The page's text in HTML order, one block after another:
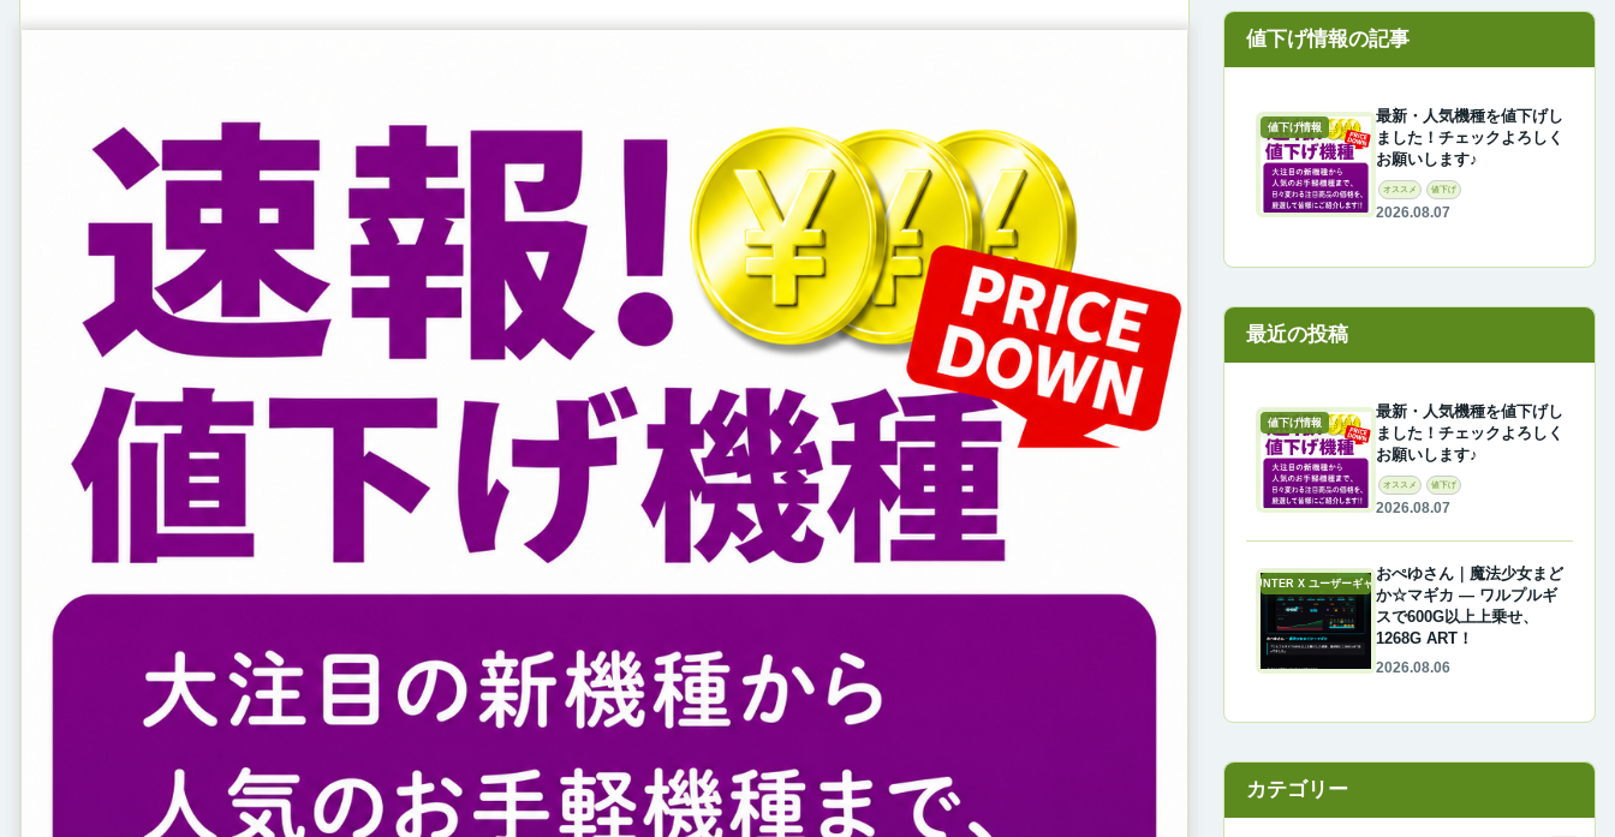
値下げ情報
最新・人気機種を値下げし
ました！チェックよろしく
お願いします♪
オススメ 値下げ
2026.08.07
最近の投稿
値下げ情報
最新・人気機種を値下げし
ました！チェックよろしく
お願いします♪
オススメ 値下げ
2026.08.07
A-COUNTER X ユーザーギャラリー
おぺゆさん｜魔法少女まど
か☆マギカ ― ワルプルギ
スで600G以上上乗せ、
1268G ART！
2026.08.06
カテゴリー